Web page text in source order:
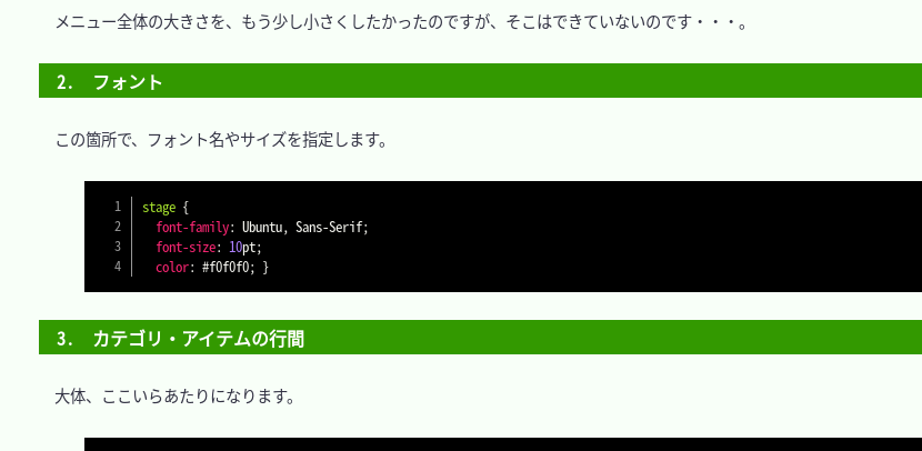
メニュー全体の大きさを、もう少し小さくしたかったのですが、そこはできていないのです・・・。
2.　フォント
この箇所で、フォント名やサイズを指定します。
stage {
font-family: Ubuntu, Sans-Serif;
font-size: 10pt;
color: #f0f0f0; }
3.　カテゴリ・アイテムの行間
大体、ここいらあたりになります。